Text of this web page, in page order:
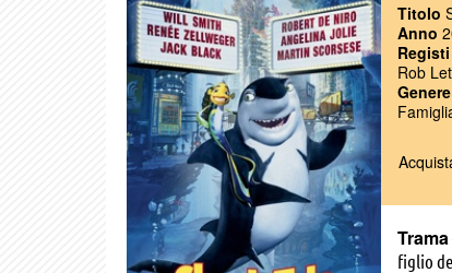
Titolo
Anno
Registi
Rob
Genere
Trama
figlio